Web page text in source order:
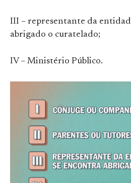
III – representante da
abrigado o curatelado;
IV – Ministério Público.